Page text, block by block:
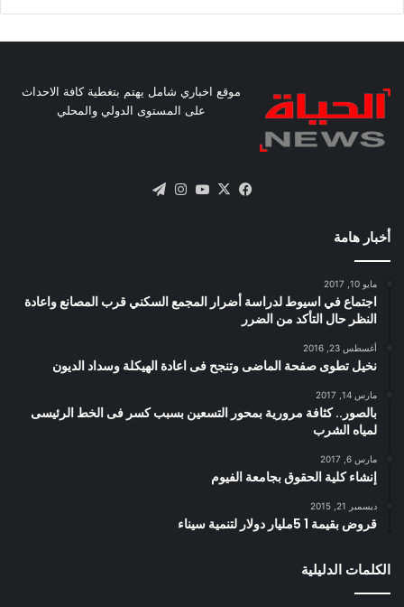
موقع اخباري شامل يهتم بتغطية كافة الاحداث
على المستوى الدولي والمحلي
فيسبوك
X يوتيوبانستقرام
أخبار هامة
مايو 10, 2017
اجتماع في اسيوط لدراسة أضرار المجمع السكني قرب المصانع واعادة
النظر حال التأكد من الضرر
أغسطس 23, 2016
نخيل تطوى صفحة الماضى وتنجح فى اعادة الهيكلة وسداد الديون
مارس 14, 2017
بالصور.. كثافة مرورية بمحور التسعين بسبب كسر فى الخط الرئيسى
لمياه الشرب
مارس 6, 2017
إنشاء كلية الحقوق بجامعة الفيوم
ديسمبر 21, 2015
قروض بقيمة 1 5مليار دولار لتنمية سيناء
الكلمات الدليلية